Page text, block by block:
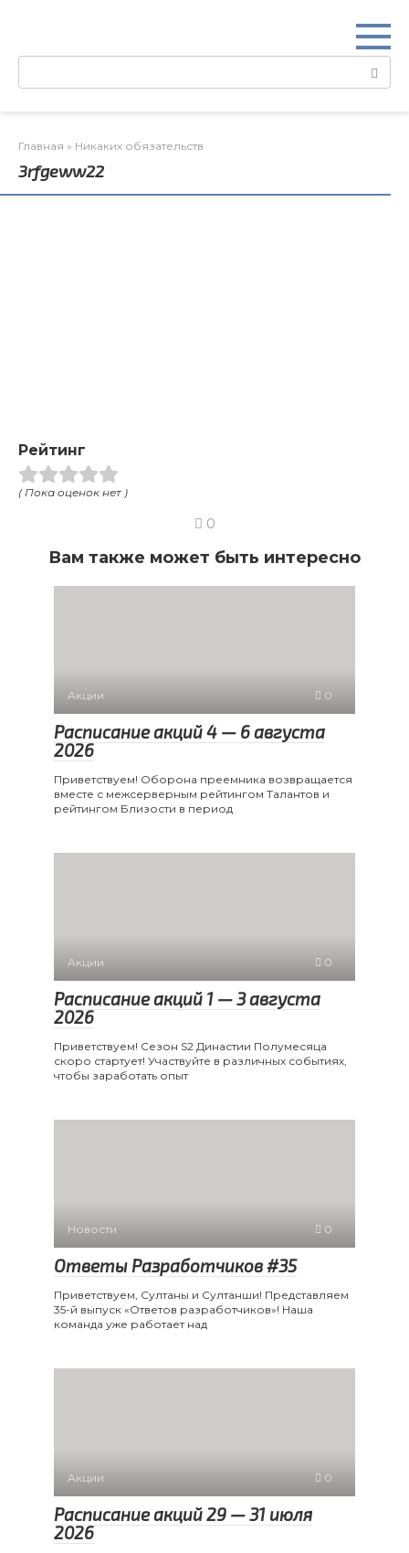
Поиск:
Главная » Никаких обязательств
3rfgeww22
Рейтинг
( Пока оценок нет )
0
Вам также может быть интересно
Акции 0
Расписание акций 4 — 6 августа
2026
Приветствуем! Оборона преемника возвращается
вместе с межсерверным рейтингом Талантов и
рейтингом Близости в период
Акции 0
Расписание акций 1 — 3 августа
2026
Приветствуем! Сезон S2 Династии Полумесяца
скоро стартует! Участвуйте в различных событиях,
чтобы заработать опыт
Новости 0
Ответы Разработчиков #35
Приветствуем, Султаны и Султанши! Представляем
35-й выпуск «Ответов разработчиков»! Наша
команда уже работает над
Акции 0
Расписание акций 29 — 31 июля
2026